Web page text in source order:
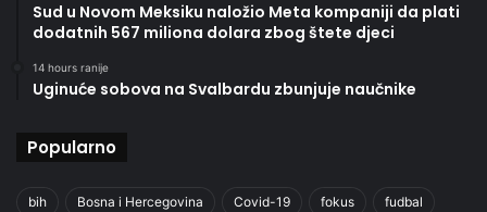
Sud u Novom Meksiku naložio Meta kompaniji da plati
dodatnih 567 miliona dolara zbog štete djeci
14 hours ranije
Uginuće sobova na Svalbardu zbunjuje naučnike
Popularno
bih Bosna i Hercegovina Covid-19 fokus fudbal